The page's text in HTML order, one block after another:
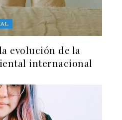
evolución de la
internacional